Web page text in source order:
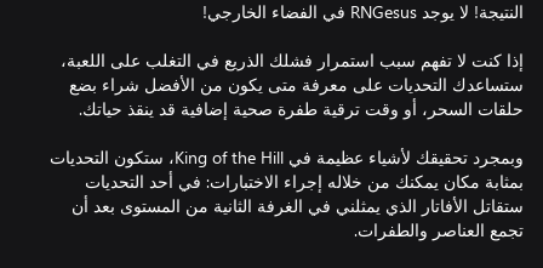
إذا كنت لا تفهم سبب استمرار فشلك الذريع في التغلب على اللعبة،
ستساعدك التحديات على معرفة متى يكون من الأفضل شراء بضع
وبمجرد تحقيقك لأشياء عظيمة في King of the Hill، ستكون التحديات
بمثابة مكان يمكنك من خلاله إجراء الاختبارات: في أحد التحديات
ستقاتل الأفاتار الذي يمثلني في الغرفة الثانية من المستوى بعد أن
تجمع العناصر والطفرات.